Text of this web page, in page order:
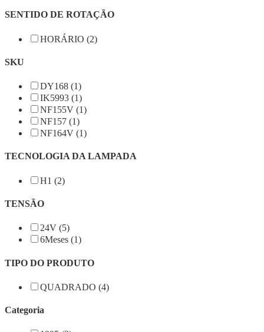
SENTIDO DE ROTAÇÃO
HORÁRIO (2)
SKU
DY168 (1)
IK5993 (1)
NF155V (1)
NF157 (1)
NF164V (1)
TECNOLOGIA DA LAMPADA
H1 (2)
TENSÃO
24V (5)
6Meses (1)
TIPO DO PRODUTO
QUADRADO (4)
Categoria